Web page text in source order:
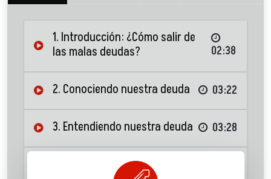
1. Introducción: ¿Cómo salir de
las malas deudas?
02:38
2. Conociendo nuestra deuda 03:22
3. Entendiendo nuestra deuda 03:28
4. Tabla de amortización